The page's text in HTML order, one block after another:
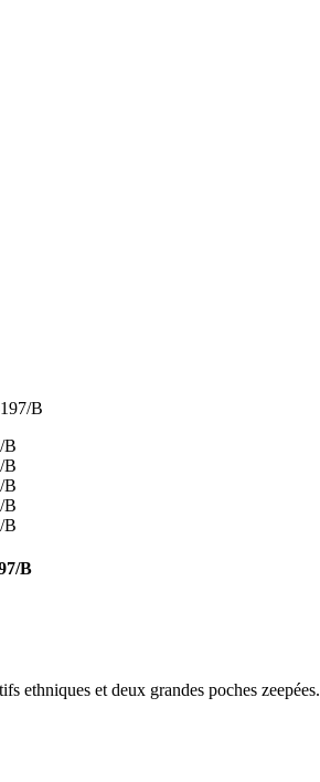
B
B
ethniques et deux grandes poches zeepées.